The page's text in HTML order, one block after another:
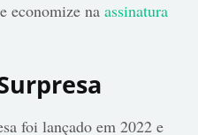
economize naassinatura
foi lançado em 2022 e